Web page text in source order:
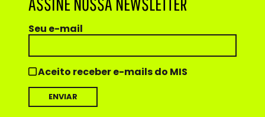
Seu e-mail
Aceito receber e-mails do MIS